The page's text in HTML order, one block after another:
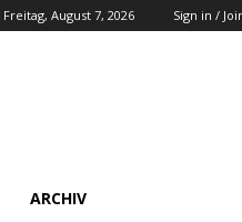
Freitag, August 7, 2026 Sign in /
ARCHIV